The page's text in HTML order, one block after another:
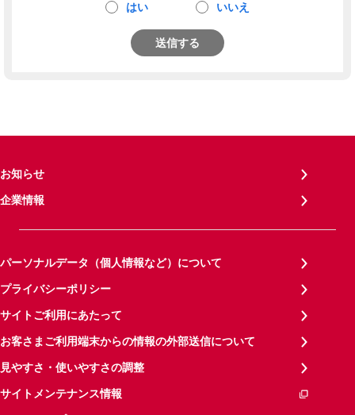
はい いいえ
送信する
お知らせ
企業情報
パーソナルデータ（個人情報など）について
プライバシーポリシー
サイトご利用にあたって
お客さまご利用端末からの情報の外部送信について
見やすさ・使いやすさの調整
サイトメンテナンス情報